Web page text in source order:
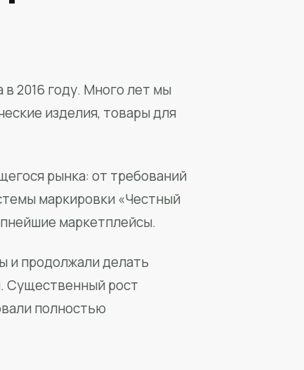
2016 году. Много лет мы
изделия, товары для
рынка: от требований
маркировки «Честный
маркетплейсы.
и продолжали делать
Существенный рост
полностью